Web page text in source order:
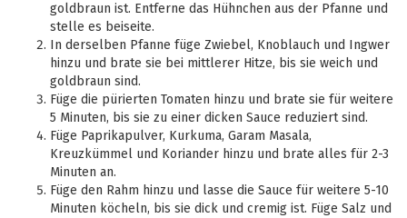
goldbraun ist. Entferne das Hühnchen aus der Pfanne und
stelle es beiseite.
In derselben Pfanne füge Zwiebel, Knoblauch und Ingwer
hinzu und brate sie bei mittlerer Hitze, bis sie weich und
goldbraun sind.
Füge die pürierten Tomaten hinzu und brate sie für weitere
5 Minuten, bis sie zu einer dicken Sauce reduziert sind.
Füge Paprikapulver, Kurkuma, Garam Masala,
Kreuzkümmel und Koriander hinzu und brate alles für 2-3
Minuten an.
Füge den Rahm hinzu und lasse die Sauce für weitere 5-10
Minuten köcheln, bis sie dick und cremig ist. Füge Salz und